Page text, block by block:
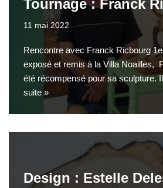
Tournage : Franck
11 mai 2022
Rencontre avec Franck Ricbourg
exposé et remis à la Villa Noailles,
été récompensé pour sa sculpture.
suite »
Design : Estelle